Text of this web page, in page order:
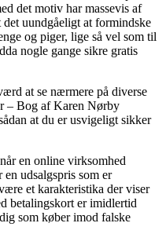
det motiv har massevis af
uundgåeligt at formindske
og piger, lige så vel som til
nogle gange sikre gratis
at se nærmere på diverse
– Bog af Karen Nørby
at du er usvigeligt sikker
en online virksomhed
udsalgspris som er
et karakteristika der viser
betalingskort er imidlertid
som køber imod falske